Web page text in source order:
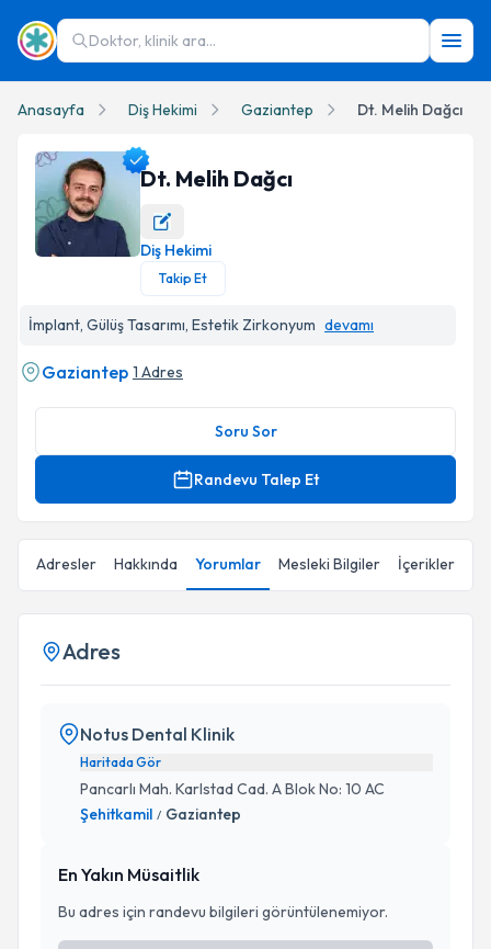
Doktor, klinik ara...
Anasayfa Diş Hekimi Gaziantep Dt. Melih Dağcı
Dt. Melih Dağcı Profil Fotoğrafı
Dt. Melih Dağcı
Diş Hekimi
Takip Et
İmplant, Gülüş Tasarımı, Estetik Zirkonyum devamı
Gaziantep 1 Adres
Soru Sor
Randevu Talep Et
Adresler Hakkında Yorumlar Mesleki Bilgiler İçerikler
Adres
Notus Dental Klinik
Haritada Gör
Pancarlı Mah. Karlstad Cad. A Blok No: 10 AC
Şehitkamil / Gaziantep
En Yakın Müsaitlik
Bu adres için randevu bilgileri görüntülenemiyor.